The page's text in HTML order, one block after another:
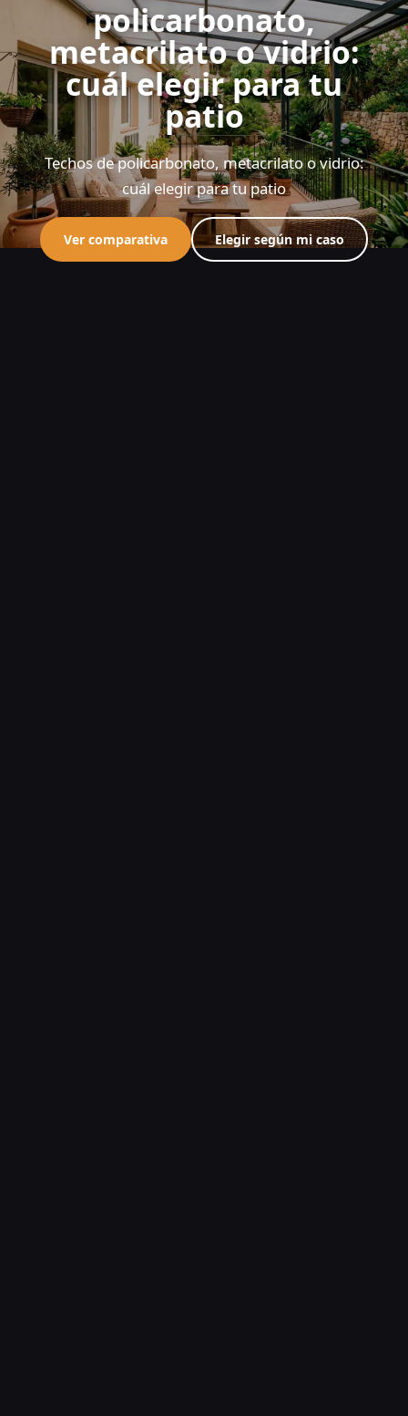
policarbonato,
metacrilato o vidrio:
cuál elegir para tu
patio
Techos de policarbonato, metacrilato o vidrio:
cuál elegir para tu patio
Ver comparativa Elegir según mi caso